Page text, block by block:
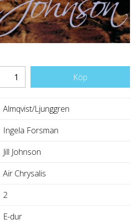
Köp
Almqvist/Ljunggren
Ingela Forsman
Jill Johnson
Air Chrysalis
2
E-dur